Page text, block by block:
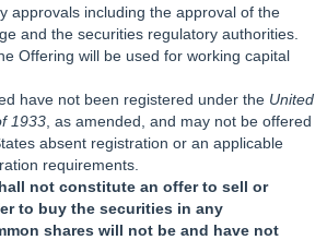
approvals including the approval of the
and the securities regulatory authorities.
Offering will be used for working capital
have not been registered under the United
1933 , as amended, and may not be offered
absent registration or an applicable
requirements.
not constitute an offer to sell or
to buy the securities in any
shares will not be and have not